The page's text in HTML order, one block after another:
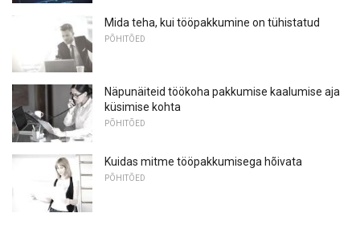
Mida teha, kui tööpakkumine on tühistatud
PÕHITÕED
Näpunäiteid töökoha pakkumise kaalumise aja
küsimise kohta
PÕHITÕED
Kuidas mitme tööpakkumisega hõivata
PÕHITÕED